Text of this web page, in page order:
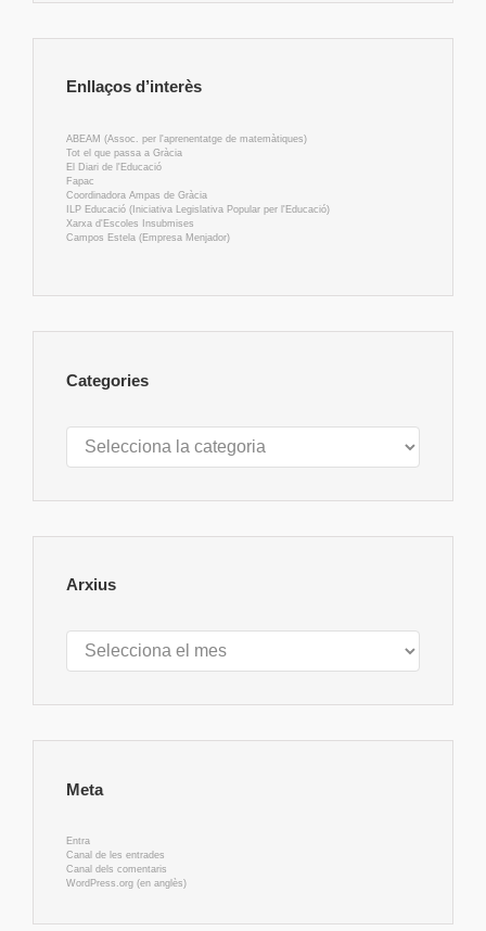
Enllaços d’interès
ABEAM (Assoc. per l'aprenentatge de matemàtiques)
Tot el que passa a Gràcia
El Diari de l'Educació
Fapac
Coordinadora Ampas de Gràcia
ILP Educació (Iniciativa Legislativa Popular per l'Educació)
Xarxa d'Escoles Insubmises
Campos Estela (Empresa Menjador)
Categories
Categories
Arxius
Arxius
Meta
Entra
Canal de les entrades
Canal dels comentaris
WordPress.org (en anglès)